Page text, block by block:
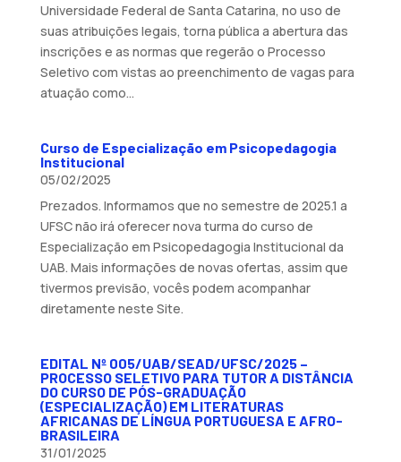
Universidade Federal de Santa Catarina, no uso de
suas atribuições legais, torna pública a abertura das
inscrições e as normas que regerão o Processo
Seletivo com vistas ao preenchimento de vagas para
atuação como...
Curso de Especialização em Psicopedagogia
Institucional
05/02/2025
Prezados. Informamos que no semestre de 2025.1 a
UFSC não irá oferecer nova turma do curso de
Especialização em Psicopedagogia Institucional da
UAB. Mais informações de novas ofertas, assim que
tivermos previsão, vocês podem acompanhar
diretamente neste Site.
EDITAL Nº 005/UAB/SEAD/UFSC/2025 –
PROCESSO SELETIVO PARA TUTOR A DISTÂNCIA
DO CURSO DE PÓS-GRADUAÇÃO
(ESPECIALIZAÇÃO) EM LITERATURAS
AFRICANAS DE LÍNGUA PORTUGUESA E AFRO-
BRASILEIRA
31/01/2025